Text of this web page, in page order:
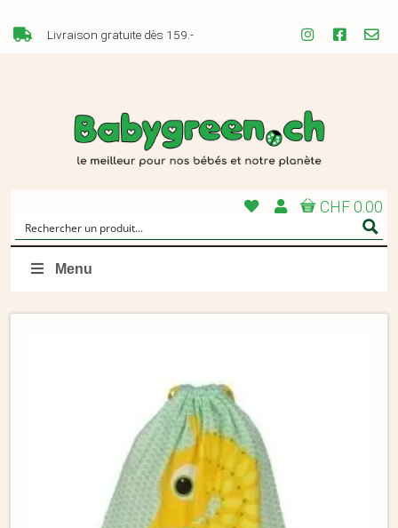
Livraison gratuite dès 159.-
CHF 0.00
Menu